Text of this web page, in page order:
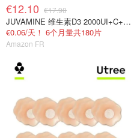
€12.10 €17.90
JUVAMINE 维生素D3 2000UI+C+B+锌 免疫抗疲劳
€0.06/天！ 6个月量共180片
Amazon FR